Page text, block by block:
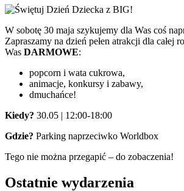
W sobotę 30 maja szykujemy dla Was coś
Zapraszamy na dzień pełen atrakcji dla całej
Was DARMOWE:
popcorn i wata cukrowa,
animacje, konkursy i zabawy,
dmuchańce!
Kiedy? 30.05 | 12:00-18:00
Gdzie? Parking naprzeciwko Worldbox
Tego nie można przegapić – do zobaczenia!
Ostatnie wydarzenia